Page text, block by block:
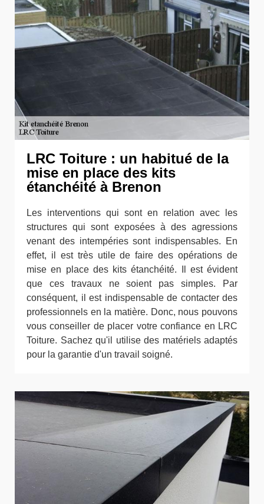
LRC Toiture : un habitué de la
mise en place des kits
étanchéité à Brenon
Les interventions qui sont en relation avec les
structures qui sont exposées à des agressions
venant des intempéries sont indispensables. En
effet, il est très utile de faire des opérations de
mise en place des kits étanchéité. Il est évident
que ces travaux ne soient pas simples. Par
conséquent, il est indispensable de contacter des
professionnels en la matière. Donc, nous pouvons
vous conseiller de placer votre confiance en LRC
Toiture. Sachez qu'il utilise des matériels adaptés
pour la garantie d'un travail soigné.